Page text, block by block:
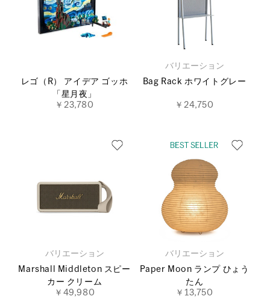
レゴ（R） アイデア ゴッホ
「星月夜」
￥23,780
バリエーション
Bag Rack ホワイトグレー
￥24,750
バリエーション
Marshall Middleton スピー
カー クリーム
￥49,980
バリエーション
Paper Moon ランプ ひょう
たん
￥13,750